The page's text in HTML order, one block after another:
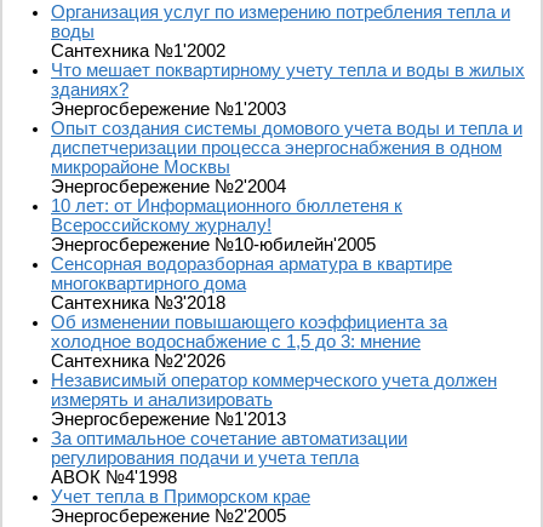
Организация услуг по измерению потребления тепла и
воды
Сантехника №1'2002
Что мешает поквартирному учету тепла и воды в жилых
зданиях?
Энергосбережение №1'2003
Опыт создания системы домового учета воды и тепла и
диспетчеризации процесса энергоснабжения в одном
микрорайоне Москвы
Энергосбережение №2'2004
10 лет: от Информационного бюллетеня к
Всероссийскому журналу!
Энергосбережение №10-юбилейн'2005
Сенсорная водоразборная арматура в квартире
многоквартирного дома
Сантехника №3'2018
Об изменении повышающего коэффициента за
холодное водоснабжение с 1,5 до 3: мнение
Сантехника №2'2026
Независимый оператор коммерческого учета должен
измерять и анализировать
Энергосбережение №1'2013
За оптимальное сочетание автоматизации
регулирования подачи и учета тепла
АВОК №4'1998
Учет тепла в Приморском крае
Энергосбережение №2'2005